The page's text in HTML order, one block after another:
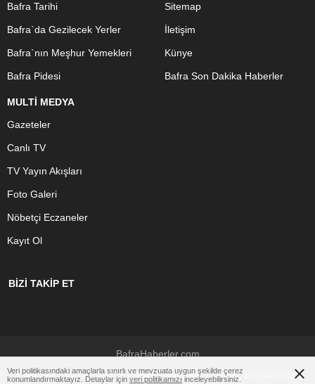
Bafra Tarihi
Bafra`da Gezilecek Yerler
Bafra`nın Meşhur Yemekleri
Bafra Pidesi
Sitemap
İletişim
Künye
Bafra Son Dakika Haberler
MULTİ MEDYA
Gazeteler
Canlı TV
TV Yayın Akışları
Foto Galeri
Nöbetçi Eczaneler
Kayıt Ol
BİZİ TAKİP ET
BafraHaberler.com
Çerezler ile ilgili bilgi için Çerez Politikamızıziyaret edebilirsiniz.
Veri politikasındaki amaçlarla sınırlı ve mevzuata uygun şekilde çerez
konumlandırmaktayız. Detaylar için veri politikamızı inceleyebilirsiniz.